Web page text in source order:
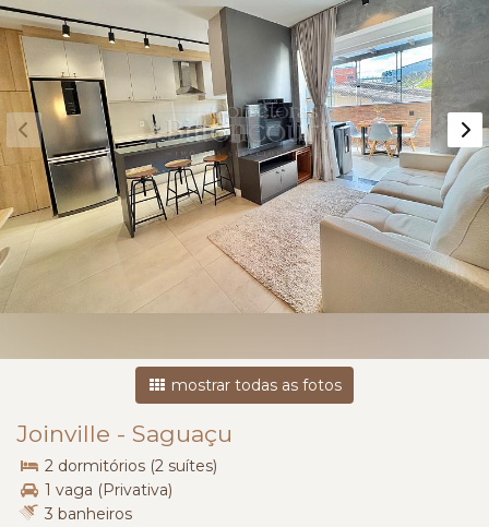
mostrar todas as fotos
Joinville - Saguaçu
2 dormitórios (2 suítes)
1 vaga (Privativa)
3 banheiros